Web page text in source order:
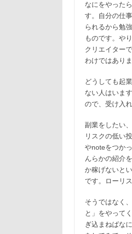
なにをやった
す。自分の仕
られるから勉
ものです。や
クリエイター
わけではありま
どうしても起
ない人はいま
ので、受け入
副業をしたい
リスクの低い
やnoteをつか
んらかの紹介
か稼げないと
です。ローリ
そうではなく
と」をやって
ぎ込まねばな